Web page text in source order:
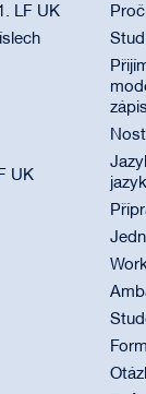
LF UK
UK